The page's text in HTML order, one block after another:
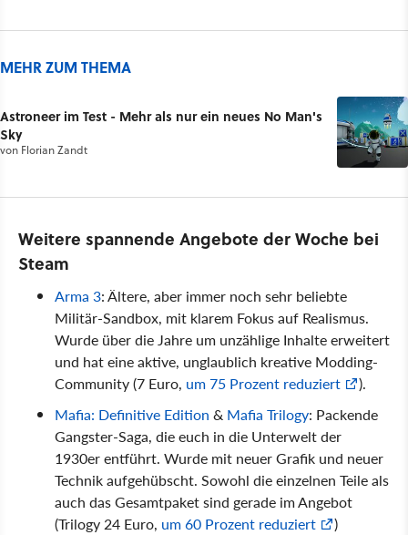
MEHR ZUM THEMA
Astroneer im Test - Mehr als nur ein neues No Man's
Sky
von Florian Zandt
Weitere spannende Angebote der Woche bei
Steam
Arma 3: Ältere, aber immer noch sehr beliebte
Militär-Sandbox, mit klarem Fokus auf Realismus.
Wurde über die Jahre um unzählige Inhalte erweitert
und hat eine aktive, unglaublich kreative Modding-
Community (7 Euro, um 75 Prozent reduziert
).
Mafia: Definitive Edition & Mafia Trilogy: Packende
Gangster-Saga, die euch in die Unterwelt der
1930er entführt. Wurde mit neuer Grafik und neuer
Technik aufgehübscht. Sowohl die einzelnen Teile als
auch das Gesamtpaket sind gerade im Angebot
(Trilogy 24 Euro, um 60 Prozent reduziert )